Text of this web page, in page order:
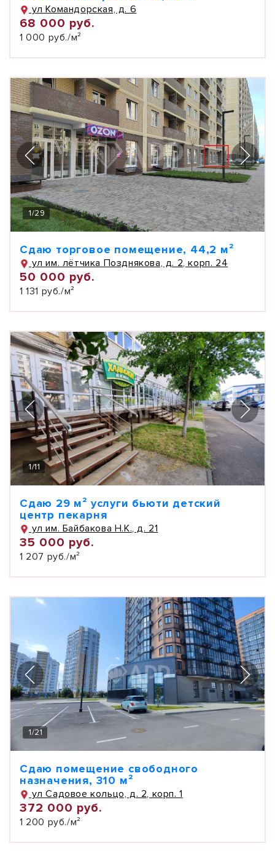
ул Командорская, д. 6
68 000 руб.
1 000 руб./м²
1/29
Сдаю торговое помещение, 44,2 м²
ул им. лётчика Позднякова, д. 2, корп. 24
50 000 руб.
1 131 руб./м²
1/11
Сдаю 29 м² услуги бьюти детский
центр пекарня
ул им. Байбакова Н.К., д. 21
35 000 руб.
1 207 руб./м²
1/21
Сдаю помещение свободного
назначения, 310 м²
ул Садовое кольцо, д. 2, корп. 1
372 000 руб.
1 200 руб./м²